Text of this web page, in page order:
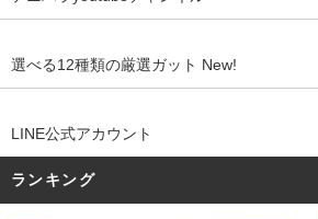
選べる12種類の厳選ガット New!
LINE公式アカウント
ランキング